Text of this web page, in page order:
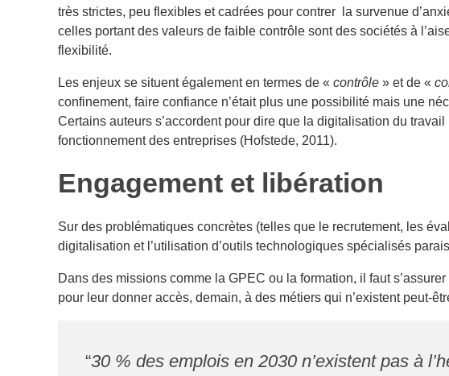
très strictes, peu flexibles et cadrées pour contrer la survenue
celles portant des valeurs de faible contrôle sont des sociétés à
flexibilité.
Les enjeux se situent également en termes de « contrôle » et de «
confinement, faire confiance n’était plus une possibilité mais une
Certains auteurs s’accordent pour dire que la digitalisation du
fonctionnement des entreprises (Hofstede, 2011).
Engagement et libération
Sur des problématiques concrètes (telles que le recrutement, les
digitalisation et l’utilisation d’outils technologiques spécialisés
Dans des missions comme la GPEC ou la formation, il faut
pour leur donner accès, demain, à des métiers qui n’existent peut-
“30 % des emplois en 2030 n’existent pas à